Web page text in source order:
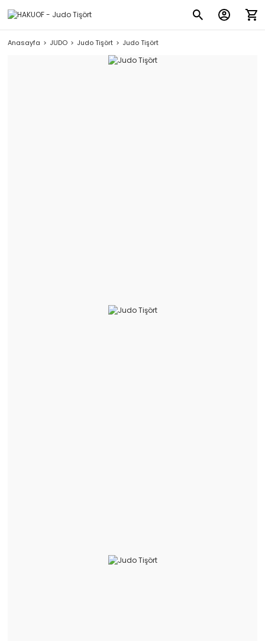
Anasayfa JUDO Judo Tişört Judo Tişört